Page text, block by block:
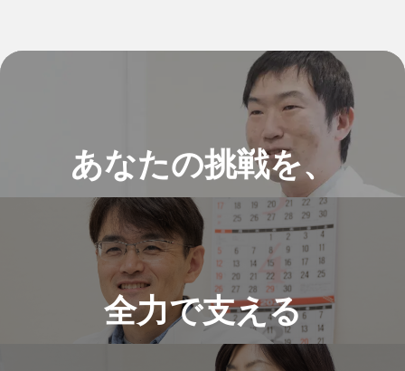
あなたの挑戦を、
全力で支える